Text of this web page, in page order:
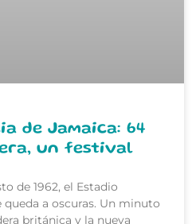
de Jamaica: 64
un festival
de 1962, el Estadio
a oscuras. Un minuto
británica y la nueva